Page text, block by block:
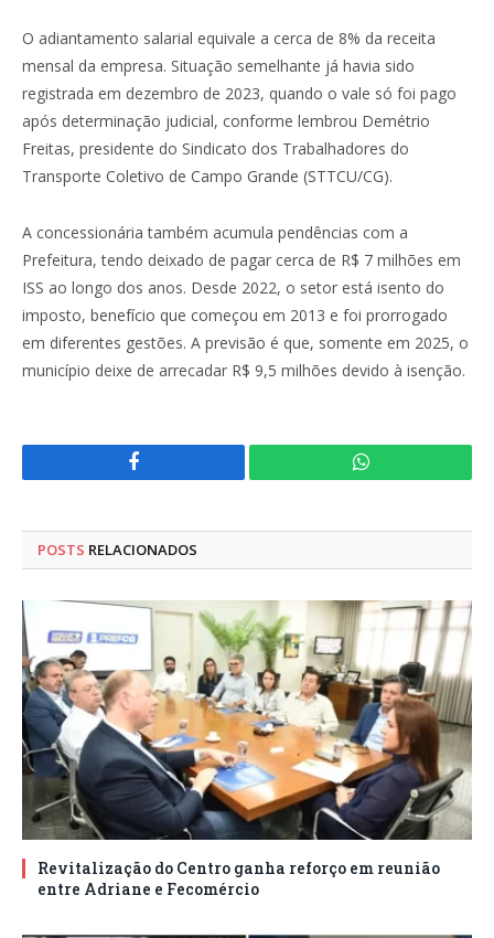
O adiantamento salarial equivale a cerca de 8% da receita
mensal da empresa. Situação semelhante já havia sido
registrada em dezembro de 2023, quando o vale só foi pago
após determinação judicial, conforme lembrou Demétrio
Freitas, presidente do Sindicato dos Trabalhadores do
Transporte Coletivo de Campo Grande (STTCU/CG).
A concessionária também acumula pendências com a
Prefeitura, tendo deixado de pagar cerca de R$ 7 milhões em
ISS ao longo dos anos. Desde 2022, o setor está isento do
imposto, benefício que começou em 2013 e foi prorrogado
em diferentes gestões. A previsão é que, somente em 2025, o
município deixe de arrecadar R$ 9,5 milhões devido à isenção.
Facebook WhatsApp
POSTS RELACIONADOS
Revitalização do Centro ganha reforço em reunião
entre Adriane e Fecomércio